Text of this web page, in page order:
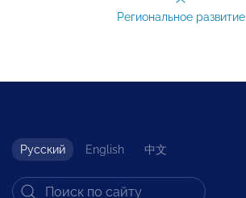
Региональное развитие
Русский English 中文